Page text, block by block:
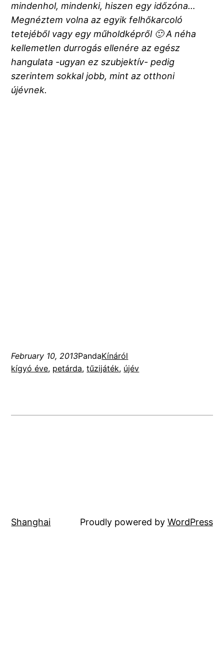
mindenhol, mindenki, hiszen egy időzóna…
Megnéztem volna az egyik felhőkarcoló
tetejéből vagy egy műholdképről 🙂 A néha
kellemetlen durrogás ellenére az egész
hangulata -ugyan ez szubjektív- pedig
szerintem sokkal jobb, mint az otthoni
újévnek.
February 10, 2013PandaKínáról
kígyó éve, petárda, tűzijáték, újév
Shanghai Proudly powered by WordPress